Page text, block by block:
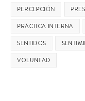
PERCEPCIÓN
PRÁCTICA INTERNA
SENTIDOS
VOLUNTAD